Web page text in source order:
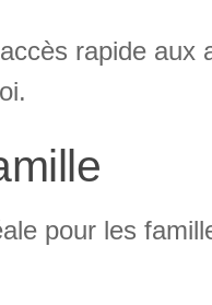
rapide
pour les